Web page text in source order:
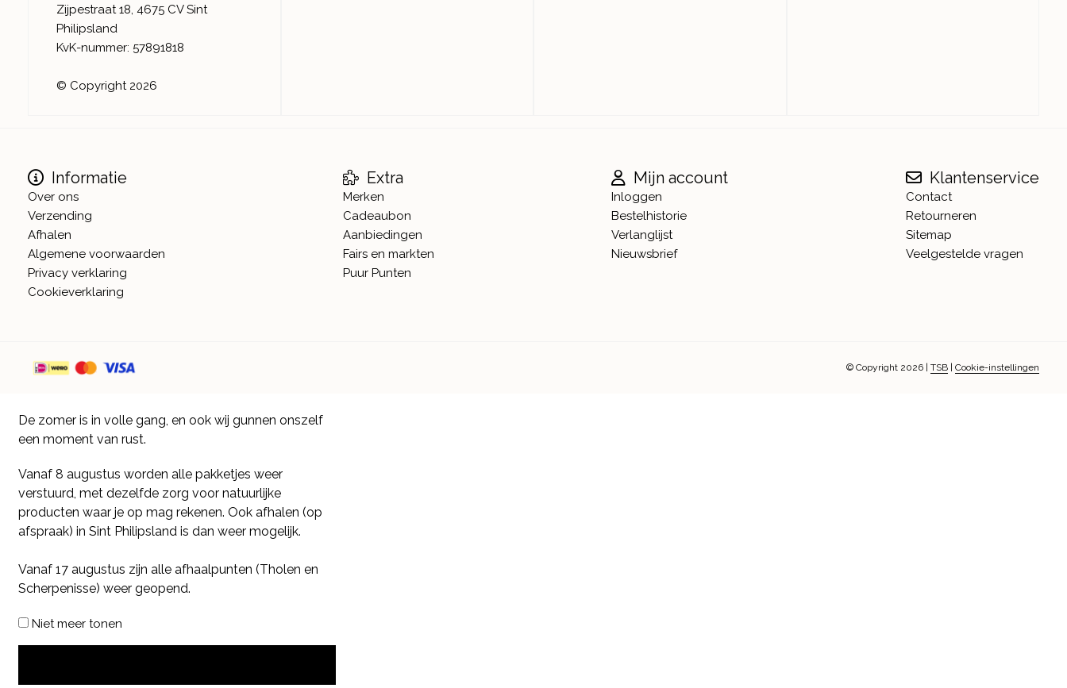
Zijpestraat 18, 4675 CV Sint
Philipsland
KvK-nummer: 57891818
© Copyright 2026
Informatie
Over ons
Verzending
Afhalen
Algemene voorwaarden
Privacy verklaring
Cookieverklaring
Extra
Merken
Cadeaubon
Aanbiedingen
Fairs en markten
Puur Punten
Mijn account
Inloggen
Bestelhistorie
Verlanglijst
Nieuwsbrief
Klantenservice
Contact
Retourneren
Sitemap
Veelgestelde vragen
© Copyright 2026 TSB Cookie-instellingen
De zomer is in volle gang, en ook wij gunnen onszelf
een moment van rust.
Vanaf 8 augustus worden alle pakketjes weer
verstuurd, met dezelfde zorg voor natuurlijke
producten waar je op mag rekenen. Ook afhalen (op
afspraak) in Sint Philipsland is dan weer mogelijk.
Vanaf 17 augustus zijn alle afhaalpunten (Tholen en
Scherpenisse) weer geopend.
Niet meer tonen